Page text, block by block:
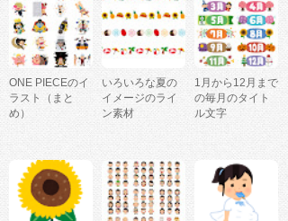
ONE PIECEのイ
ラスト（まと
め）
いろいろな夏の
イメージのライ
ン素材
1月から12月まで
の毎月のタイト
ル文字